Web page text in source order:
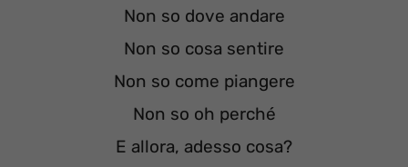
Non so dove andare
Non so cosa sentire
Non so come piangere
Non so oh perché
E allora, adesso cosa?